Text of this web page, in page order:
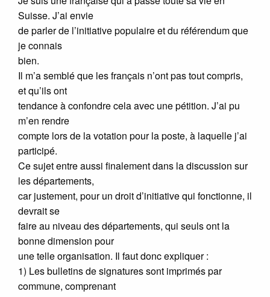
Suisse. J’ai envie
de parler de l’initiative populaire et du référendum que
je connais
bien.
Il m’a semblé que les français n’ont pas tout compris,
et qu’ils ont
tendance à confondre cela avec une pétition. J’ai pu
m’en rendre
compte lors de la votation pour la poste, à laquelle j’ai
participé.
Ce sujet entre aussi finalement dans la discussion sur
les départements,
car justement, pour un droit d’initiative qui fonctionne, il
devrait se
faire au niveau des départements, qui seuls ont la
bonne dimension pour
une telle organisation. Il faut donc expliquer :
1) Les bulletins de signatures sont imprimés par
commune, comprenant